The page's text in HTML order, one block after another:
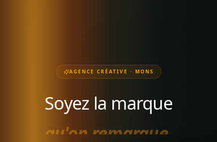
AGENCE CRÉATIVE · MONS
Soyez la marque
qui vend.